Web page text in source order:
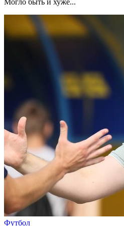
Могло быть и хуже...
Футбол